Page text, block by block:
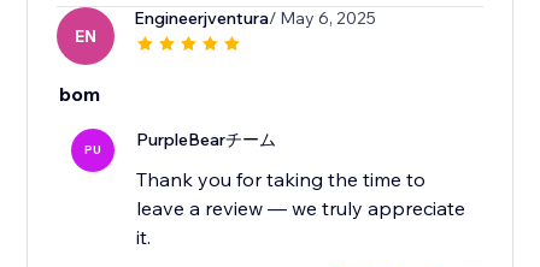
EN
Engineerjventura/ May 6, 2025
bom
PU PurpleBearチーム
Thank you for taking the time to
leave a review — we truly appreciate
it.